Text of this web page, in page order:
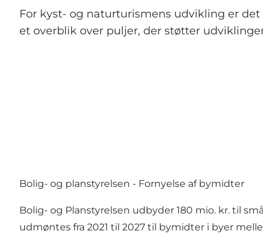
For kyst- og naturturismens udvikling er
et overblik over puljer, der støtter
Bolig- og planstyrelsen - Fornyelse af bymidter
Bolig- og Planstyrelsen udbyder 180 mio. kr. til
udmøntes fra 2021 til 2027 til bymidter i byer